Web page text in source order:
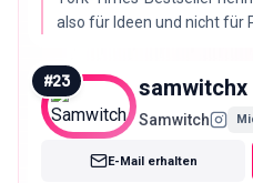
also für Ideen und nicht für
3.99% Engagement-Rate.
#23 samwitchx
Samwitch
E-Mail erhalten